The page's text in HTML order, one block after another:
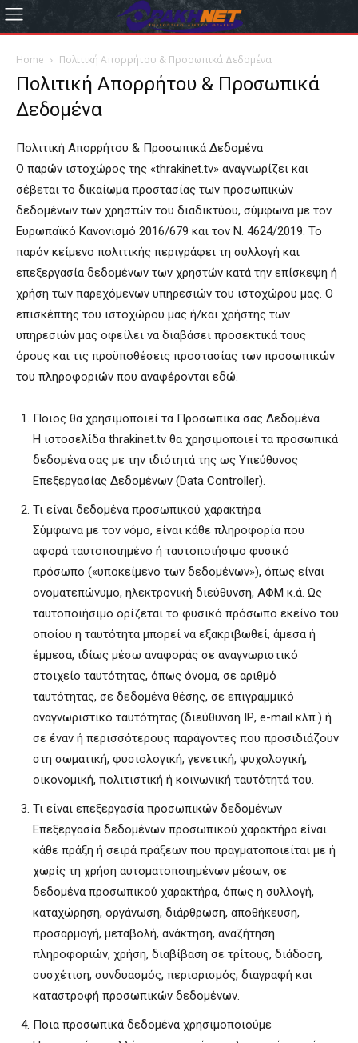
Home Πολιτική Απορρήτου & Προσωπικά Δεδομένα
Πολιτική Απορρήτου & Προσωπικά
Δεδομένα
Πολιτική Απορρήτου & Προσωπικά Δεδομένα
Ο παρών ιστοχώρος της «thrakinet.tv» αναγνωρίζει και
σέβεται το δικαίωμα προστασίας των προσωπικών
δεδομένων των χρηστών του διαδικτύου, σύμφωνα με τον
Ευρωπαϊκό Κανονισμό 2016/679 και τον Ν. 4624/2019. Το
παρόν κείμενο πολιτικής περιγράφει τη συλλογή και
επεξεργασία δεδομένων των χρηστών κατά την επίσκεψη ή
χρήση των παρεχόμενων υπηρεσιών του ιστοχώρου μας. Ο
επισκέπτης του ιστοχώρου μας ή/και χρήστης των
υπηρεσιών μας οφείλει να διαβάσει προσεκτικά τους
όρους και τις προϋποθέσεις προστασίας των προσωπικών
του πληροφοριών που αναφέρονται εδώ.
Ποιος θα χρησιμοποιεί τα Προσωπικά σας Δεδομένα
Η ιστοσελίδα thrakinet.tv θα χρησιμοποιεί τα προσωπικά
δεδομένα σας με την ιδιότητά της ως Υπεύθυνος
Επεξεργασίας Δεδομένων (Data Controller).
Τι είναι δεδομένα προσωπικού χαρακτήρα
Σύμφωνα με τον νόμο, είναι κάθε πληροφορία που
αφορά ταυτοποιημένο ή ταυτοποιήσιμο φυσικό
πρόσωπο («υποκείμενο των δεδομένων»), όπως είναι
ονοματεπώνυμο, ηλεκτρονική διεύθυνση, ΑΦΜ κ.ά. Ως
ταυτοποιήσιμο ορίζεται το φυσικό πρόσωπο εκείνο του
οποίου η ταυτότητα μπορεί να εξακριβωθεί, άμεσα ή
έμμεσα, ιδίως μέσω αναφοράς σε αναγνωριστικό
στοιχείο ταυτότητας, όπως όνομα, σε αριθμό
ταυτότητας, σε δεδομένα θέσης, σε επιγραμμικό
αναγνωριστικό ταυτότητας (διεύθυνση ΙΡ, e-mail κλπ.) ή
σε έναν ή περισσότερους παράγοντες που προσιδιάζουν
στη σωματική, φυσιολογική, γενετική, ψυχολογική,
οικονομική, πολιτιστική ή κοινωνική ταυτότητά του.
Τι είναι επεξεργασία προσωπικών δεδομένων
Επεξεργασία δεδομένων προσωπικού χαρακτήρα είναι
κάθε πράξη ή σειρά πράξεων που πραγματοποιείται με ή
χωρίς τη χρήση αυτοματοποιημένων μέσων, σε
δεδομένα προσωπικού χαρακτήρα, όπως η συλλογή,
καταχώρηση, οργάνωση, διάρθρωση, αποθήκευση,
προσαρμογή, μεταβολή, ανάκτηση, αναζήτηση
πληροφοριών, χρήση, διαβίβαση σε τρίτους, διάδοση,
συσχέτιση, συνδυασμός, περιορισμός, διαγραφή και
καταστροφή προσωπικών δεδομένων.
Ποια προσωπικά δεδομένα χρησιμοποιούμε